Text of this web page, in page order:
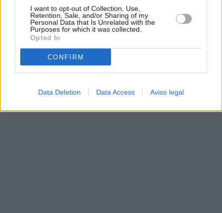
I want to opt-out of Collection, Use,
Retention, Sale, and/or Sharing of my
Personal Data that Is Unrelated with the
Purposes for which it was collected.
Opted In
CONFIRM
Data Deletion Data Access Aviso legal